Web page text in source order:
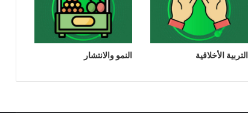
التربية الأخلاقية النمو والانتشار